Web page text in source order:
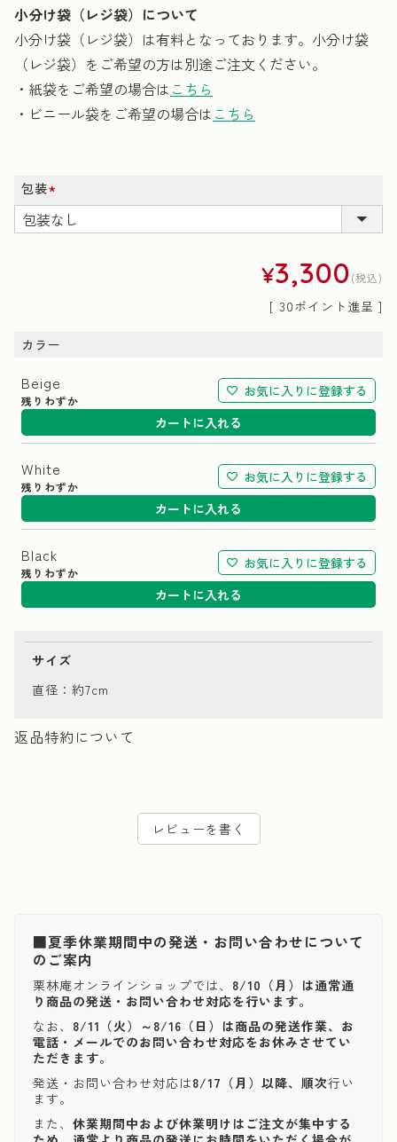
小分け袋（レジ袋）について
小分け袋（レジ袋）は有料となっております。小分け袋
（レジ袋）をご希望の方は別途ご注文ください。
・紙袋をご希望の場合は こちら
・ビニール袋をご希望の場合は こちら
包装
(必
須)
¥3,300 税込
[ 30ポイント進呈 ]
カラー
Beige
残りわずか
お気に入りに登録する
カートに入れる
White
残りわずか
お気に入りに登録する
カートに入れる
Black
残りわずか
お気に入りに登録する
カートに入れる
サイズ
直径：約7cm
返品特約について
レビューを書く
■夏季休業期間中の発送・お問い合わせについて
のご案内
栗林庵オンラインショップでは、 8/10（月）は通常通
り商品の発送・お問い合わせ対応を行います。
なお、 8/11（火）～8/16（日）は商品の発送作業、お
電話・メールでのお問い合わせ対応をお休みさせてい
ただきます。
発送・お問い合わせ対応は8/17（月）以降、順次行い
ます。
また、 休業期間中および休業明けはご注文が集中する